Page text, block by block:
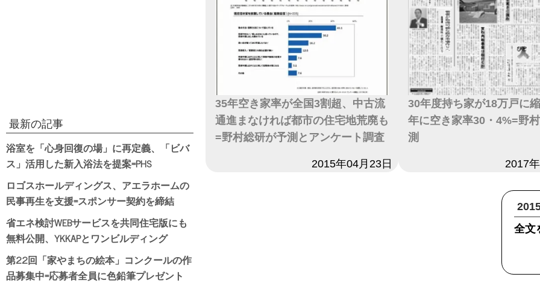
35年空き家率が全国3割超、中古流
通進まなければ都市の住宅地荒廃も
=野村総研が予測とアンケート調査
2015年04月23日
30年度持ち家が18万戸に
年に空き家率30・4%=野
測
2017
全文
最新の記事
浴室を「心身回復の場」に再定義、「ビバ
ス」活用した新入浴法を提案=PHS
ロゴスホールディングス、アエラホームの
民事再生を支援=スポンサー契約を締結
省エネ検討WEBサービスを共同住宅版にも
無料公開、YKKAPとワンビルディング
第22回「家やまちの絵本」コンクールの作
品募集中=応募者全員に色鉛筆プレゼント